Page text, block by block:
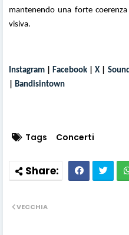
mantenendo una forte
visiva.
Instagram Facebook |X
Bandisintown
Tags Concerti
VECCHIA